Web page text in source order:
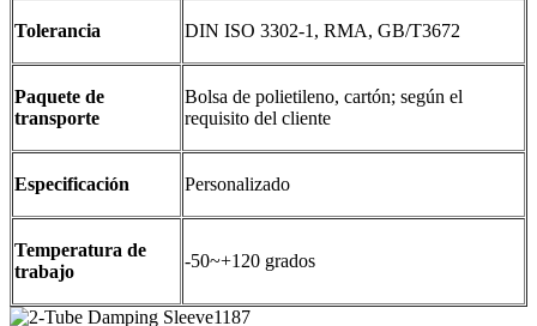
Tolerancia DIN ISO 3302-1, RMA, GB/T3672
Paquete de
transporte
Bolsa de polietileno, cartón; según el
requisito del cliente
Especificación Personalizado
Temperatura de
trabajo
-50~+120 grados